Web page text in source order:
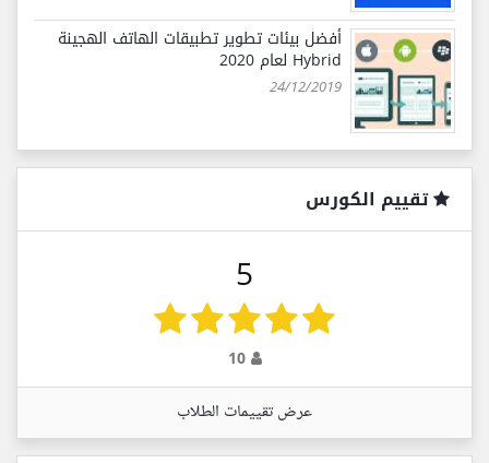
أفضل بيئات تطوير تطبيقات الهاتف الهجينة
Hybrid لعام 2020
24/12/2019
تقييم الكورس
5
10
عرض تقييمات الطلاب